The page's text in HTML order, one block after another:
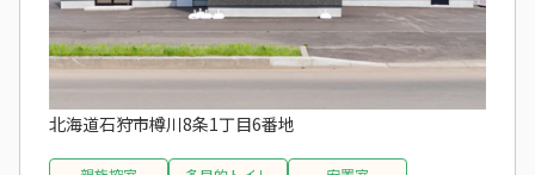
北海道石狩市樽川8条1丁目6番地